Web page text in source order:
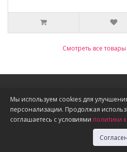
Смотреть все
Информация
О нас
Доставка, оплата, скидки
Политика конфиденциальности
Мы используем cookies для
персонализации. Продолжая
соглашаетесь с условиями политики
Согласен